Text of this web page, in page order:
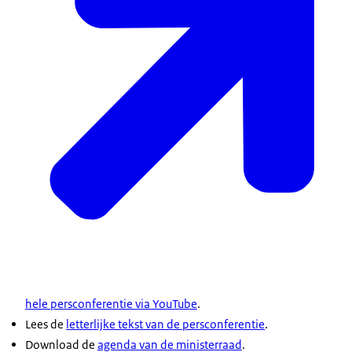
energieprijzen of direct omdat men te maken
heeft met bijvoorbeeld droneaanvallen zoals op
Cyprus. En voor Europa is het van het grootste
belang dat er snel de-escalerende stappen worden
gezet. En ook weer diplomatieke wegen worden
bewandeld. Het is daarnaast van groot belang dat
de veilige en vrije doorvaart door de Straat van
Hormuz weer mogelijk wordt. In bilateraal en
Europees verband zullen we continu blijven kijken
wat we kunnen doen om dat ook weer dichterbij
te brengen.
heel goed voorstellen dat dit veel zorgen geeft bij
mensen en bedrijven. Het kabinet bereidt zich
hele persconferentie via YouTube.
Lees de letterlijke tekst van de persconferentie.
Download de agenda van de ministerraad.